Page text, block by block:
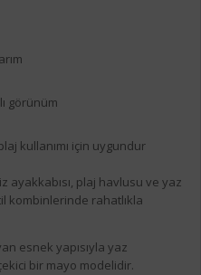
görünüm
kullanımı için uygundur
ayakkabısı, plaj havlusu ve yaz
kombinlerinde rahatlıkla
esnek yapısıyla yaz
bir mayo modelidir.